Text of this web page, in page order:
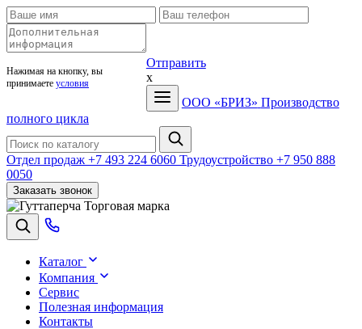
Нажимая на кнопку, вы
принимаете условия
Отправить
x
ООО «БРИЗ» Производство
полного цикла
Отдел продаж +7 493 224 6060 Трудоустройство +7 950 888
0050
Заказать звонок
Торговая марка
Каталог
Компания
Сервис
Полезная информация
Контакты